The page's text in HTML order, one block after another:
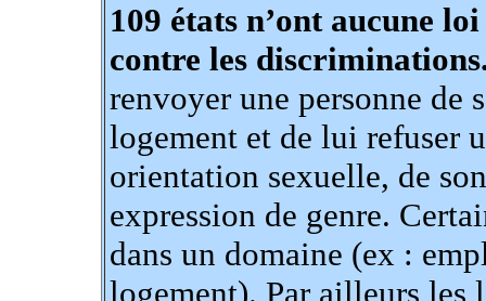
109 états n’ont aucune
contre les
renvoyer une personne de
logement et de lui refuser
orientation sexuelle, de
expression de genre.
dans un domaine (ex :
logement). Par ailleurs les